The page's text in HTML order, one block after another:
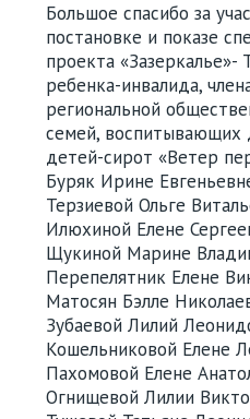
Большое спасибо за
постановке и показе
проекта «Зазеркалье»-
ребенка-инвалида,
региональной
семей, воспитывающих
детей-сирот «Ветер
Буряк Ирине
Терзиевой Ольге
Илюхиной Елене
Щукиной Марине
Перепелятник Елене
Матосян Бэлле
Зубаевой Лилий
Кошельниковой Елене
Пахомовой Елене
Огнищевой Лилии